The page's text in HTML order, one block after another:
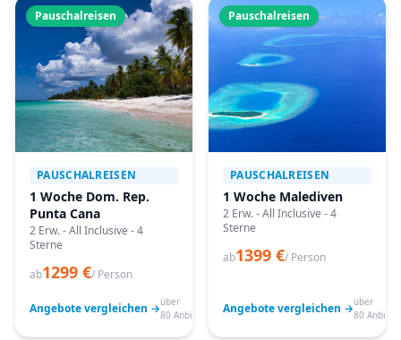
Pauschalreisen
PAUSCHALREISEN
1 Woche Dom. Rep.
Punta Cana
2 Erw. - All Inclusive - 4
Sterne
ab1299 €/ Person
Angebote vergleichen →über
80 Anbieter
Pauschalreisen
PAUSCHALREISEN
1 Woche Malediven
2 Erw. - All Inclusive - 4
Sterne
ab1399 €/ Person
Angebote vergleichen →über
80